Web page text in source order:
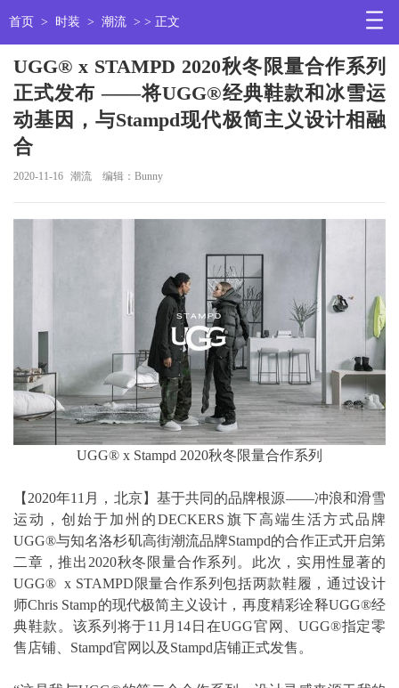
首页 > 时装 > 潮流 > > 正文
UGG® x STAMPD 2020秋冬限量合作系列
正式发布 ——将UGG®经典鞋款和冰雪运
动基因，与Stampd现代极简主义设计相融
合
2020-11-16 潮流 编辑：Bunny
UGG® x Stampd 2020秋冬限量合作系列
【2020年11月，北京】基于共同的品牌根源——冲浪和滑雪
运动，创始于加州的DECKERS旗下高端生活方式品牌
UGG®与知名洛杉矶高街潮流品牌Stampd的合作正式开启第
二章，推出2020秋冬限量合作系列。此次，实用性显著的
UGG® x STAMPD限量合作系列包括两款鞋履，通过设计
师Chris Stamp的现代极简主义设计，再度精彩诠释UGG®经
典鞋款。该系列将于11月14日在UGG官网、UGG®指定零
售店铺、Stampd官网以及Stampd店铺正式发售。